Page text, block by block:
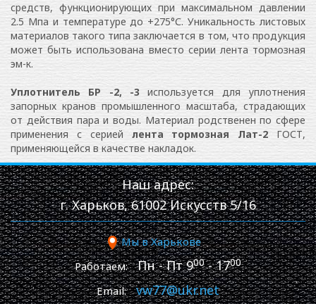
средств, функционирующих при максимальном давлении
2.5 Мпа и температуре до +275°С. Уникальность листовых
материалов такого типа заключается в том, что продукция
может быть использована вместо серии лента тормозная
эм-к.
Уплотнитель БР -2, -3 используется для уплотнения
запорных кранов промышленного масштаба, страдающих
от действия пара и воды. Материал родственен по сфере
применения с серией лента тормозная Лат-2 ГОСТ,
применяющейся в качестве накладок.
Наш адрес:
г. Харьков, 61002 Искусств 5/16
Мы в Харькове
Работаем: Пн - Пт 900- 1700
Email: vw77@ukr.net